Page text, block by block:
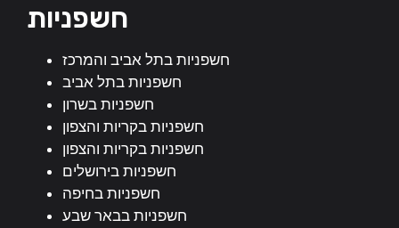
חשפניות
חשפניות בתל אביב והמרכז
חשפניות בתל אביב
חשפניות בשרון
חשפניות בקריות והצפון
חשפניות בקריות והצפון
חשפניות בירושלים
חשפניות בחיפה
חשפניות בבאר שבע